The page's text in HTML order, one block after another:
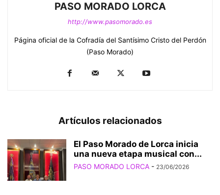
PASO MORADO LORCA
http://www.pasomorado.es
Página oficial de la Cofradía del Santísimo Cristo del Perdón
(Paso Morado)
Artículos relacionados
El Paso Morado de Lorca inicia
una nueva etapa musical con...
PASO MORADO LORCA - 23/06/2026